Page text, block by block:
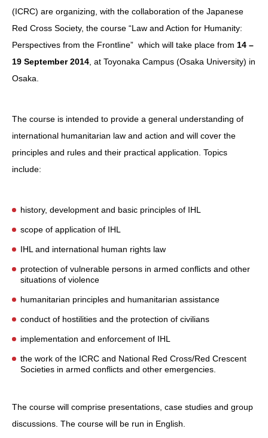
(ICRC) are organizing, with the collaboration of the Japanese
Red Cross Society, the course “Law and Action for Humanity:
Perspectives from the Frontline” which will take place from 14 –
19 September 2014 , at Toyonaka Campus (Osaka University) in
Osaka.
The course is intended to provide a general understanding of
international humanitarian law and action and will cover the
principles and rules and their practical application. Topics
include:
history, development and basic principles of IHL
scope of application of IHL
IHL and international human rights law
protection of vulnerable persons in armed conflicts and other
situations of violence
humanitarian principles and humanitarian assistance
conduct of hostilities and the protection of civilians
implementation and enforcement of IHL
the work of the ICRC and National Red Cross/Red Crescent
Societies in armed conflicts and other emergencies.
The course will comprise presentations, case studies and group
discussions. The course will be run in English.